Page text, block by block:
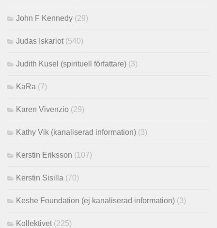
John F Kennedy (29)
Judas Iskariot (540)
Judith Kusel (spirituell författare) (3)
KaRa (7)
Karen Vivenzio (29)
Kathy Vik (kanaliserad information) (3)
Kerstin Eriksson (107)
Kerstin Sisilla (70)
Keshe Foundation (ej kanaliserad information) (3)
Kollektivet (225)